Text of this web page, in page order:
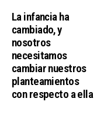
La infancia ha
cambiado, y
nosotros
necesitamos
cambiar nuestros
planteamientos
con respecto a ella